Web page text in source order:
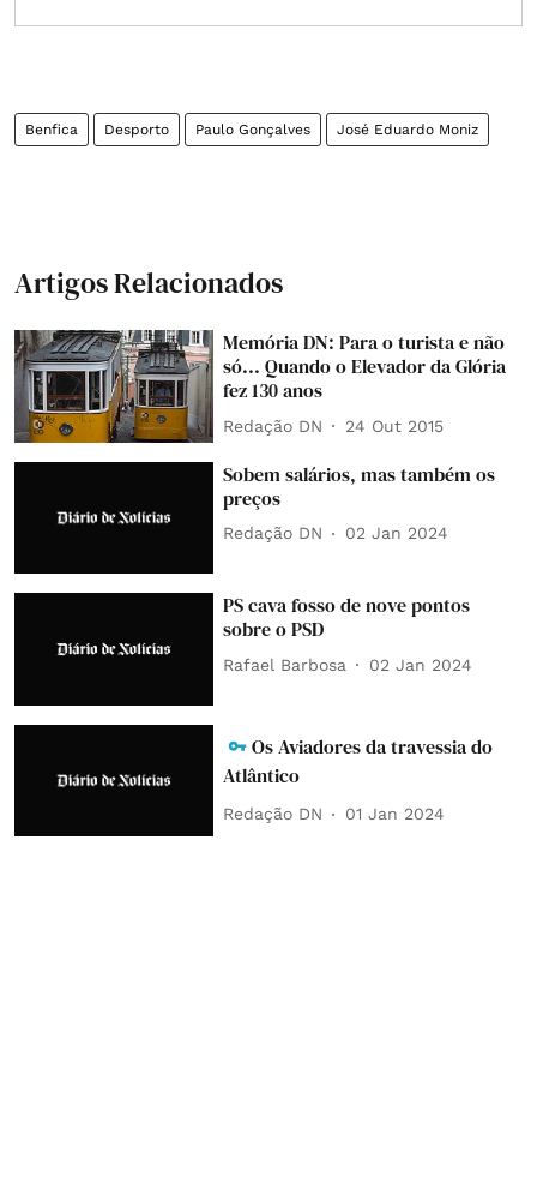
Benfica Desporto Paulo Gonçalves José Eduardo Moniz
Artigos Relacionados
Memória DN: Para o turista e não
só... Quando o Elevador da Glória
fez 130 anos
Redação DN 24 Out 2015
Sobem salários, mas também os
preços
Redação DN 02 Jan 2024
PS cava fosso de nove pontos
sobre o PSD
Rafael Barbosa 02 Jan 2024
Os Aviadores da travessia do
Atlântico
Redação DN 01 Jan 2024